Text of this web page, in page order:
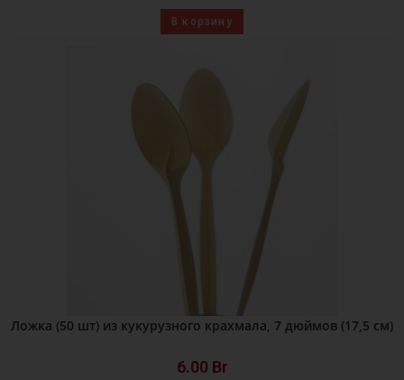
В корзину
Ложка (50 шт) из кукурузного крахмала, 7 дюймов (17,5 см)
6.00 Br